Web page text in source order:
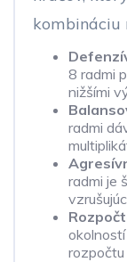
kombináciu
8 radmi
nižšími
radmi
radmi je